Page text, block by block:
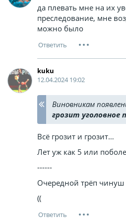
да плевать мне на их
преследование, мне
можно было
kuku
12.04.2024 19:02
Виновникам
грозит уголовное
Всё грозит и грозит…
Лет уж как 5 или
------
Очередной трёп
((